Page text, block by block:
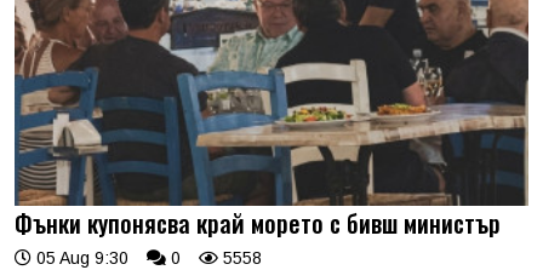
Фънки купонясва край морето с бивш министър
05 Aug 9:30 0 5558